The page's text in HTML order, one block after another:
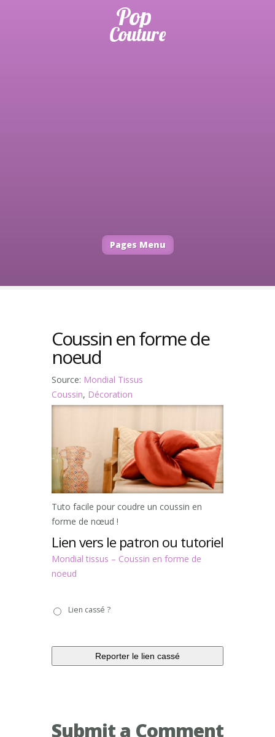
Pages Menu
Coussin en forme de
noeud
Source: Mondial Tissus
Coussin, Décoration
Tuto facile pour coudre un coussin en
forme de nœud !
Lien vers le patron ou tutoriel
Mondial tissus – Coussin en forme de
noeud
casséLien cassé ?
Submit a Comment